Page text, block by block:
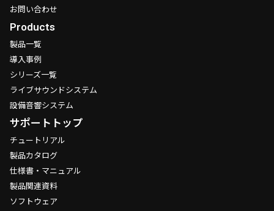
お問い合わせ
Products
製品一覧
導入事例
シリーズ一覧
ライブサウンドシステム
設備音響システム
サポートトップ
チュートリアル
製品カタログ
仕様書・マニュアル
製品関連資料
ソフトウェア